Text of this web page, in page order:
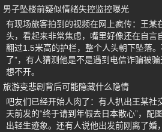
男子坠楼前疑似情绪失控监控曝光
有现场旅客拍到的视频在网上疯传：王某
头，看起来非常焦虑，嘴里好像还在自言
翻过1.5米高的护栏，整个人头朝下坠落
了”，有人猜测他是不是遇到电信诈骗被
想不开。
旅游变悲剧背后可能隐藏什么隐情
吧友们已经开始人肉了：有人扒出王某社
天前发的“终于请到年假去日本散心”，配
出轻生迹象。还有人说他出发前刚离了婚